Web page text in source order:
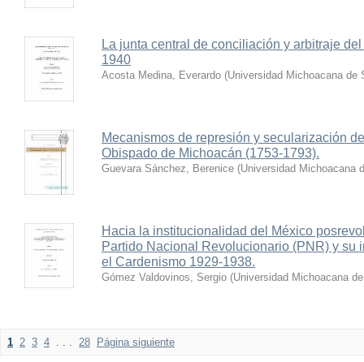
La junta central de conciliación y arbitraje
1940
Acosta Medina, Everardo (Universidad Michoacana de
Mecanismos de represión y secularización
Obispado de Michoacán (1753-1793).
Guevara Sánchez, Berenice (Universidad Michoacana
Hacia la institucionalidad del México
Partido Nacional Revolucionario (PNR) y su
el Cardenismo 1929-1938.
Gómez Valdovinos, Sergio (Universidad Michoacana
1 2 3 4 . . . 28 Página siguiente